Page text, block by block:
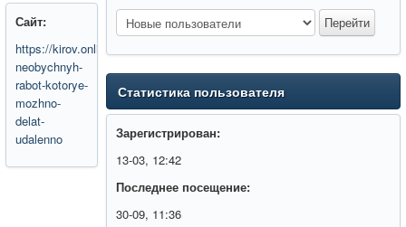
Сайт:
https://kirov.online/business/09/7-
neobychnyh-
rabot-kotorye-
mozhno-
delat-
udalenno
Статистика пользователя
Зарегистрирован:
13-03, 12:42
Последнее посещение:
30-09, 11:36